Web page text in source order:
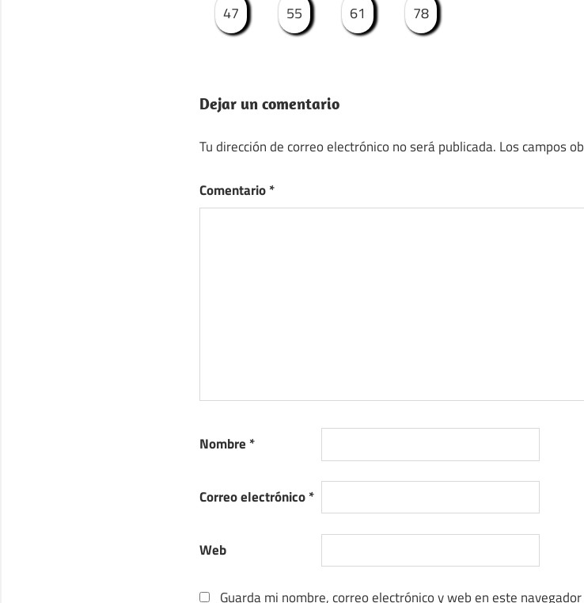
47 55 61 78
Dejar un comentario
Tu dirección de correo electrónico no será publicada. Los campos
Comentario*
Nombre *
Correo electrónico*
Web
Guarda mi nombre, correo electrónico y web en este